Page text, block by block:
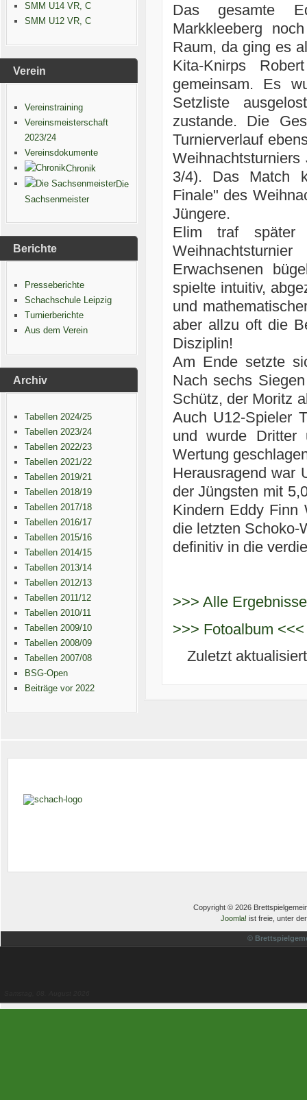
SMM U14 VR, C
SMM U12 VR, C
Verein
Vereinstraining
Vereinsmeisterschaft
2023/24
Vereinsdokumente
Chronik
Die
Sachsenmeister
Berichte
Presseberichte
Schachschule Leipzig
Turnierberichte
Aus dem Verein
Archiv
Tabellen 2024/25
Tabellen 2023/24
Tabellen 2022/23
Tabellen 2021/22
Tabellen 2019/21
Tabellen 2018/19
Tabellen 2017/18
Tabellen 2016/17
Tabellen 2015/16
Tabellen 2014/15
Tabellen 2013/14
Tabellen 2012/13
Tabellen 2011/12
Tabellen 2010/11
Tabellen 2009/10
Tabellen 2008/09
Tabellen 2007/08
BSG-Open
Beiträge vor 2022
Das gesamte
Markkleeberg
Raum, da ging es
Kita-Knirps
gemeinsam. Es
Setzliste
zustande. Die
Turnierverlauf
3/4). Das Match
Finale" des
Jüngere.
Elim traf später
Erwachsenen
spielte intuitiv,
und
aber allzu oft die
Disziplin!
Am Ende setzte
Nach sechs
Schütz, der Moritz
Auch U12-Spieler
und wurde
Wertung
Herausragend war
der Jüngsten mit
Kindern Eddy Finn
die letzten Schoko-
definitiv in die
>>> Alle
>>> Fotoalbum <<<
Zuletzt
Copyright © 2026
Joomla! ist freie, unter
©